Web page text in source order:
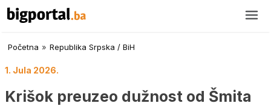
Početna » Republika Srpska / BiH
1. Jula 2026.
Krišok preuzeo dužnost od Šmita